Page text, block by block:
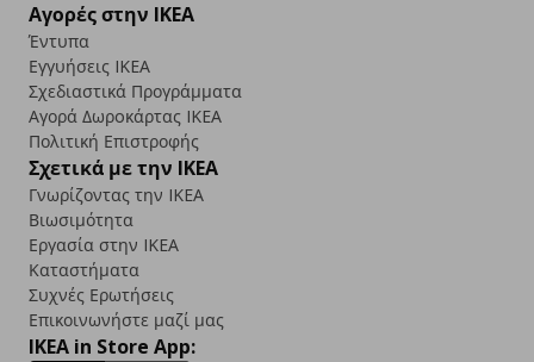
Αγορές στην IKEA
Έντυπα
Εγγυήσεις IKEA
Σχεδιαστικά Προγράμματα
Αγορά Δωρoκάρτας IKEA
Πολιτική Επιστροφής
Σχετικά με την IKEA
Γνωρίζοντας την IKEA
Βιωσιμότητα
Εργασία στην IKEA
Καταστήματα
Συχνές Ερωτήσεις
Επικοινωνήστε μαζί μας
IKEA in Store App: